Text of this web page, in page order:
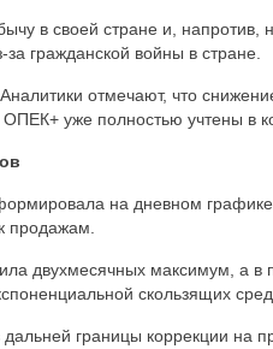
в своей стране и, напротив,
гражданской войны в стране.
отмечают, что
уже полностью учтены в
на дневном
продажам.
двухмесячных максимум, а в
скользящих
границы коррекции на